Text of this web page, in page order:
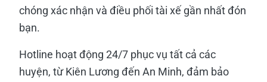
chóng xác nhận và điều phối tài xế gần nhất đón
bạn.
Hotline hoạt động 24/7 phục vụ tất cả các
huyện, từ Kiên Lương đến An Minh, đảm bảo